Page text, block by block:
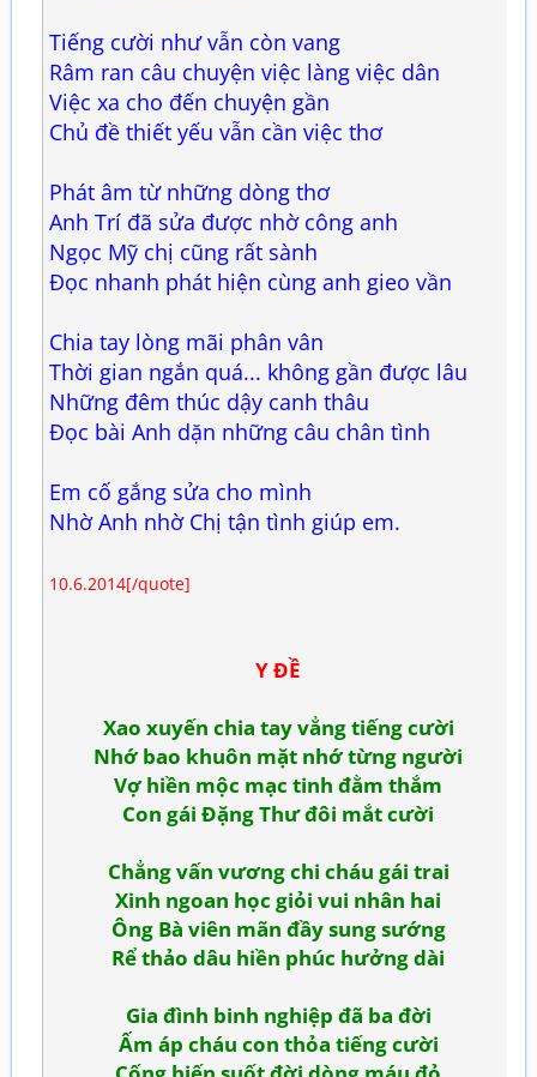
Tiếng cười như vẫn còn vang
Râm ran câu chuyện việc làng việc dân
Việc xa cho đến chuyện gần
Chủ đề thiết yếu vẫn cần việc thơ
Phát âm từ những dòng thơ
Anh Trí đã sửa được nhờ công anh
Ngọc Mỹ chị cũng rất sành
Đọc nhanh phát hiện cùng anh gieo vần
Chia tay lòng mãi phân vân
Thời gian ngắn quá... không gần được lâu
Những đêm thúc dậy canh thâu
Đọc bài Anh dặn những câu chân tình
Em cố gắng sửa cho mình
Nhờ Anh nhờ Chị tận tình giúp em.
10.6.2014[/quote]
Y ĐỀ
Xao xuyến chia tay vẳng tiếng cười
Nhớ bao khuôn mặt nhớ từng người
Vợ hiền mộc mạc tinh đằm thắm
Con gái Đặng Thư đôi mắt cười
Chẳng vấn vương chi cháu gái trai
Xinh ngoan học giỏi vui nhân hai
Ông Bà viên mãn đầy sung sướng
Rể thảo dâu hiền phúc hưởng dài
Gia đình binh nghiệp đã ba đời
Ấm áp cháu con thỏa tiếng cười